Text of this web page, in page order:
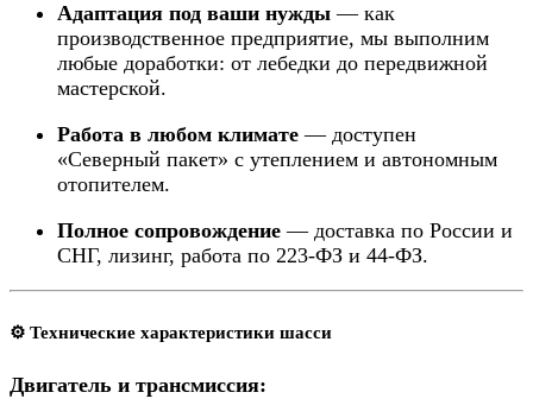
Адаптация под ваши нужды — как
производственное предприятие, мы выполним
любые доработки: от лебедки до передвижной
мастерской.
Работа в любом климате — доступен
«Северный пакет» с утеплением и автономным
отопителем.
Полное сопровождение — доставка по России и
СНГ, лизинг, работа по 223-ФЗ и 44-ФЗ.
⚙️ Технические характеристики шасси
Двигатель и трансмиссия: